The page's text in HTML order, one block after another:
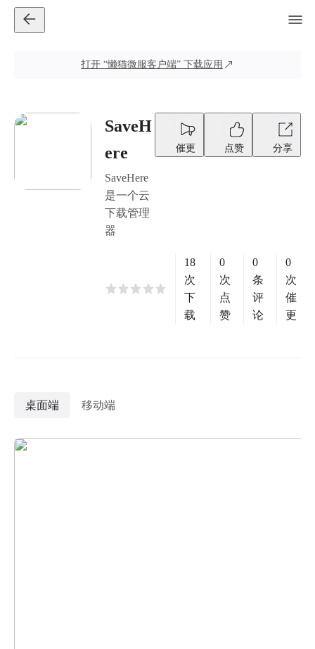
打开 “懒猫微服客户端” 下载应用
SaveH
ere
SaveHere
是一个云
下载管理
器
催更 点赞 分享
18
次
下
载
0
次
点
赞
0
条
评
论
0
次
催
更
桌面端 移动端